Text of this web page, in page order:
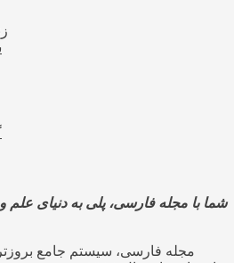
شما با مجله فارسی، پلی به دنیای
مجله فارسی، سیستم جامع